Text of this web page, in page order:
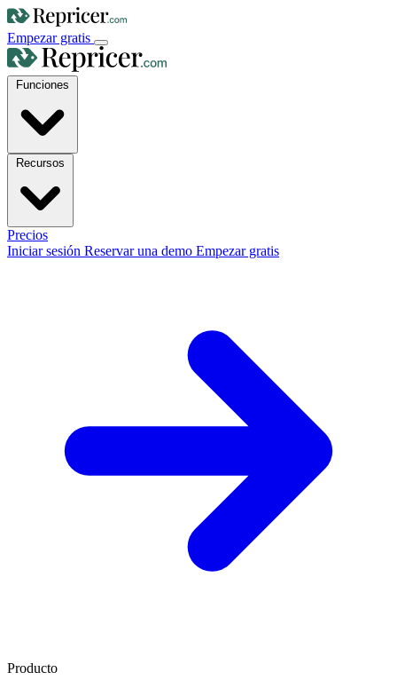
Empezar gratis
Precios
Iniciar sesión Reservar una demo Empezar gratis
Producto